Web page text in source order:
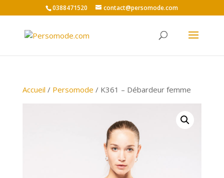
0388471520 contact@persomode.com
Accueil / Persomode / K361 – Débardeur femme